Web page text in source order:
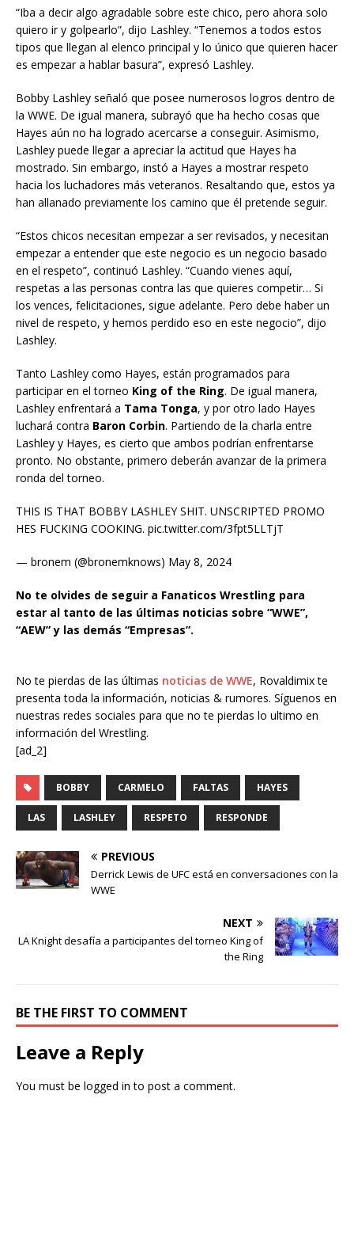
“Iba a decir algo agradable sobre este chico, pero ahora solo
quiero ir y golpearlo”, dijo Lashley. “Tenemos a todos estos
tipos que llegan al elenco principal y lo único que quieren hacer
es empezar a hablar basura”, expresó Lashley.
Bobby Lashley señaló que posee numerosos logros dentro de
la WWE. De igual manera, subrayó que ha hecho cosas que
Hayes aún no ha logrado acercarse a conseguir. Asimismo,
Lashley puede llegar a apreciar la actitud que Hayes ha
mostrado. Sin embargo, instó a Hayes a mostrar respeto
hacia los luchadores más veteranos. Resaltando que, estos ya
han allanado previamente los camino que él pretende seguir.
“Estos chicos necesitan empezar a ser revisados, y necesitan
empezar a entender que este negocio es un negocio basado
en el respeto”, continuó Lashley. “Cuando vienes aquí,
respetas a las personas contra las que quieres competir… Si
los vences, felicitaciones, sigue adelante. Pero debe haber un
nivel de respeto, y hemos perdido eso en este negocio”, dijo
Lashley.
Tanto Lashley como Hayes, están programados para
participar en el torneo King of the Ring. De igual manera,
Lashley enfrentará a Tama Tonga, y por otro lado Hayes
luchará contra Baron Corbin. Partiendo de la charla entre
Lashley y Hayes, es cierto que ambos podrían enfrentarse
pronto. No obstante, primero deberán avanzar de la primera
ronda del torneo.
THIS IS THAT BOBBY LASHLEY SHIT. UNSCRIPTED PROMO
HES FUCKING COOKING. pic.twitter.com/3fpt5LLTjT
— bronem (@bronemknows) May 8, 2024
No te olvides de seguir a Fanaticos Wrestling para
estar al tanto de las últimas noticias sobre “WWE”,
“AEW” y las demás “Empresas”.
No te pierdas de las últimas noticias de WWE, Rovaldimix te
presenta toda la información, noticias & rumores. Síguenos en
nuestras redes sociales para que no te pierdas lo ultimo en
información del Wrestling.
[ad_2]
BOBBY CARMELO FALTAS HAYES
LAS LASHLEY RESPETO RESPONDE
PREVIOUS
Derrick Lewis de UFC está en conversaciones con la
WWE
NEXT
LA Knight desafía a participantes del torneo King of
the Ring
BE THE FIRST TO COMMENT
Leave a Reply
You must be logged in to post a comment.